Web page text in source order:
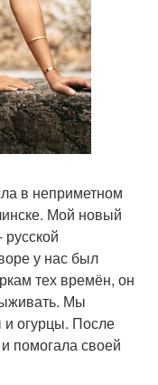
в неприметном
Мой новый
у нас был
тех времён, он
Мы
огурцы. После
помогала своей